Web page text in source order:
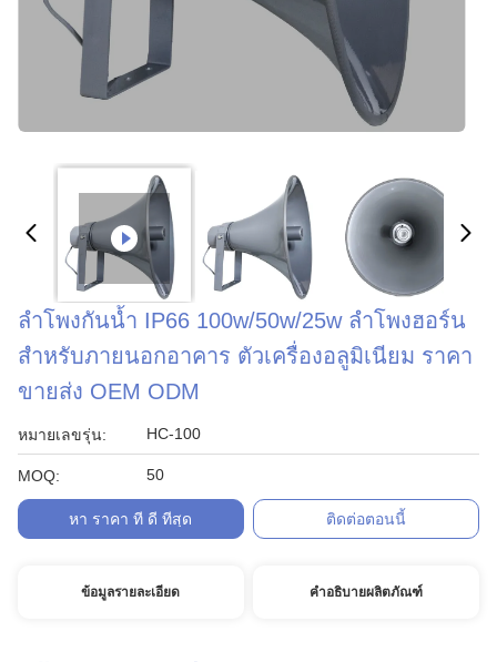
ลำโพงกันน้ำ IP66 100w/50w/25w ลำโพงฮอร์น
สำหรับภายนอกอาคาร ตัวเครื่องอลูมิเนียม ราคา
ขายส่ง OEM ODM
หมายเลขรุ่น: HC-100
MOQ: 50
หา ราคา ที่ ดี ที่สุด ติดต่อตอนนี้
ข้อมูลรายละเอียด คำอธิบายผลิตภัณฑ์